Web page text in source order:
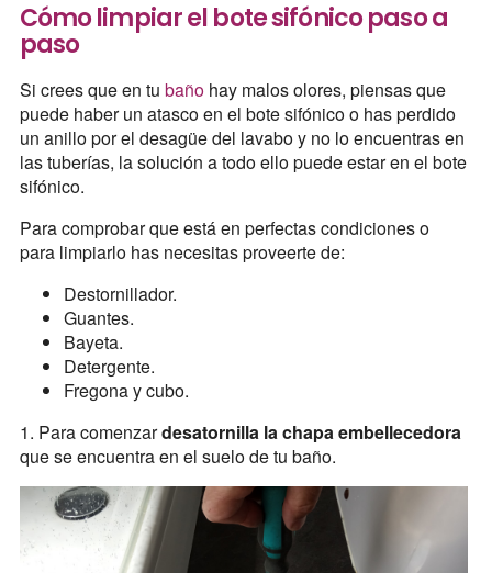
Cómo limpiar el bote sifónico paso a
paso
Si crees que en tu baño hay malos olores, piensas que
puede haber un atasco en el bote sifónico o has perdido
un anillo por el desagüe del lavabo y no lo encuentras en
las tuberías, la solución a todo ello puede estar en el bote
sifónico.
Para comprobar que está en perfectas condiciones o
para limpiarlo has necesitas proveerte de:
Destornillador.
Guantes.
Bayeta.
Detergente.
Fregona y cubo.
1. Para comenzardesatornilla la chapa embellecedora
que se encuentra en el suelo de tu baño.